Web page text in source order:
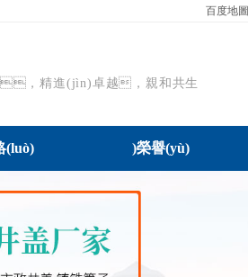
百度地圖
，精進(jìn)卓越，親和共生
(luò) 資質(zhì)榮譽(yù)